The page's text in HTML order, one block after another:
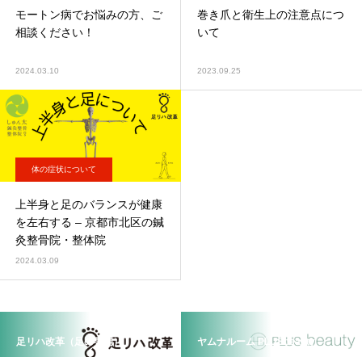
モートン病でお悩みの方、ご
相談ください！
2024.03.10
巻き爪と衛生上の注意点につ
いて
2023.09.25
体の症状について
上半身と足のバランスが健康
を左右する – 京都市北区の鍼
灸整骨院・整体院
2024.03.09
足リハ改革（足の専門） ヤムナルーム PLUSbeauty